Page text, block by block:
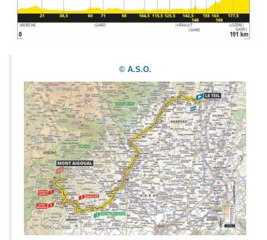
© A.S.O.